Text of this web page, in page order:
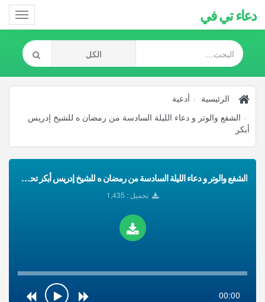
دعاء تي في
الرئيسية
أدعية
الشفع والوتر و دعاء الليلة السادسة من رمضان ه للشيخ إدريس
أبكر
الشفع والوتر و دعاء الليلة السادسة من رمضان ه للشيخ إدريس أبكر تحميل Mp3
تحميل : 1,435
00:00